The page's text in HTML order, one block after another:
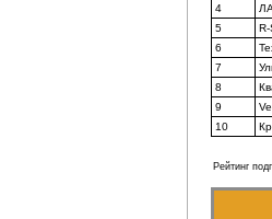
4
5
R-
6
7
8
9
10
Рейтинг